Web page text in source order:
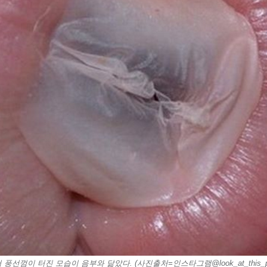
풍선껌이 터진 모습이 음부와 닮았다. (사진출처=인스타그램